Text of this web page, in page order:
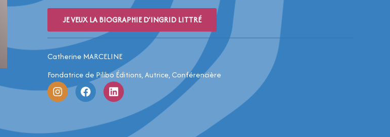
JE VEUX LA BIOGRAPHIE D’INGRID LITTRÉ
Catherine MARCELINE
Fondatrice de Pilibo Éditions, Autrice, Conférencière